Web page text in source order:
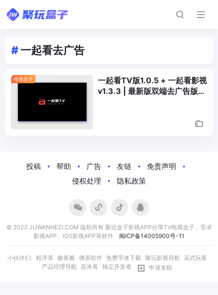
#一起看去广告
电视盒子
一起看TV版1.0.5 + 一起看影视
v1.3.3 | 最新版双端去广告版，
Navigation
投稿 帮助 广告 友链
免责声明
侵权处理
隐私政策
© 2023 JUWANHEZI.COM 版权所有 聚玩盒子影视APP分享TV电视盒子、安卓
影视APP、IOS影视APP等软件 闽ICP备14005900号-11
小伙伴们: 程序库 极客酱 佛系软件 免费字体下载 聚玩影视导航 花式玩客
产品经理导航 苏米客 独立开发者 申请友联